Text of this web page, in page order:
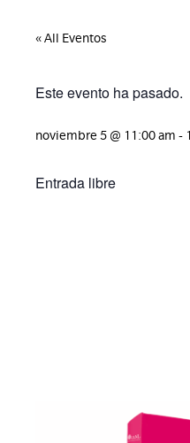
« All Eventos
Este evento ha pasado.
noviembre 5 @ 11:00 am -
Entrada libre